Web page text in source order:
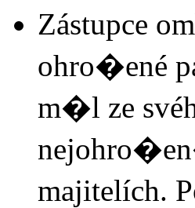
Zástupce
ohro�ené
m�l ze
majitelích.